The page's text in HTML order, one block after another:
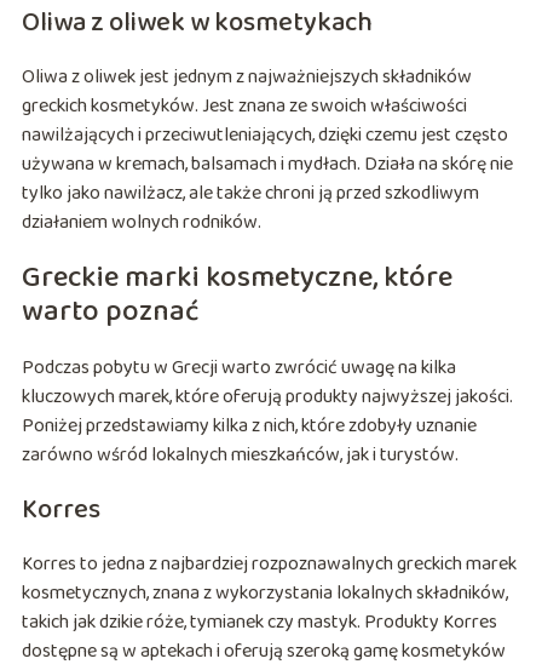
Oliwa z oliwek w kosmetykach
Oliwa z oliwek jest jednym z najważniejszych składników
greckich kosmetyków. Jest znana ze swoich właściwości
nawilżających i przeciwutleniających, dzięki czemu jest często
używana w kremach, balsamach i mydłach. Działa na skórę nie
tylko jako nawilżacz, ale także chroni ją przed szkodliwym
działaniem wolnych rodników.
Greckie marki kosmetyczne, które
warto poznać
Podczas pobytu w Grecji warto zwrócić uwagę na kilka
kluczowych marek, które oferują produkty najwyższej jakości.
Poniżej przedstawiamy kilka z nich, które zdobyły uznanie
zarówno wśród lokalnych mieszkańców, jak i turystów.
Korres
Korres to jedna z najbardziej rozpoznawalnych greckich marek
kosmetycznych, znana z wykorzystania lokalnych składników,
takich jak dzikie róże, tymianek czy mastyk. Produkty Korres
dostępne są w aptekach i oferują szeroką gamę kosmetyków